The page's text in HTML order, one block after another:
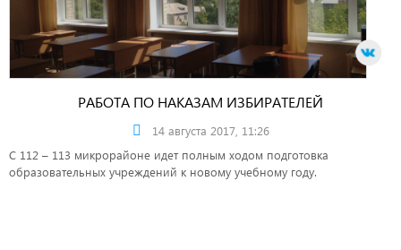
РАБОТА ПО НАКАЗАМ ИЗБИРАТЕЛЕЙ
14 августа 2017, 11:26
С 112 – 113 микрорайоне идет полным ходом подготовка
образовательных учреждений к новому учебному году.